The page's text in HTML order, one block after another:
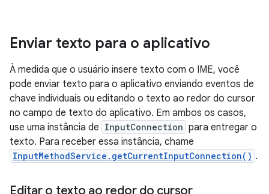
Enviar texto para o aplicativo
À medida que o usuário insere texto com o IME, você
pode enviar texto para o aplicativo enviando eventos de
chave individuais ou editando o texto ao redor do cursor
no campo de texto do aplicativo. Em ambos os casos,
use uma instância de InputConnection para entregar o
texto. Para receber essa instância, chame
InputMethodService.getCurrentInputConnection() .
Editar o texto ao redor do cursor